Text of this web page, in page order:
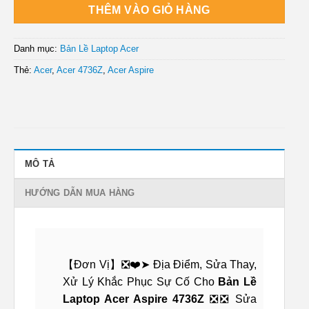
THÊM VÀO GIỎ HÀNG
Danh mục: Bản Lề Laptop Acer
Thẻ: Acer, Acer 4736Z Acer Aspire
MÔ TẢ
HƯỚNG DẪN MUA HÀNG
【Đơn Vị】❎❤️➤ Địa Điểm, Sửa Thay,
Xử Lý Khắc Phục Sự Cố Cho Bản Lề
Laptop Acer Aspire 4736Z ❎❎ Sửa